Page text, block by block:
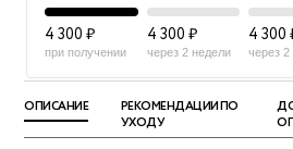
4 300 ₽
при получении
4 300 ₽
через 2 недели
4 300
через 2
ОПИСАНИЕ
РЕКОМЕНДАЦИИ ПО
УХОДУ